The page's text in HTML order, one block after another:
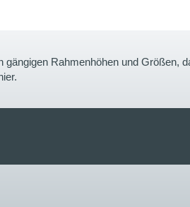
gängigen Rahmenhöhen und Größen,